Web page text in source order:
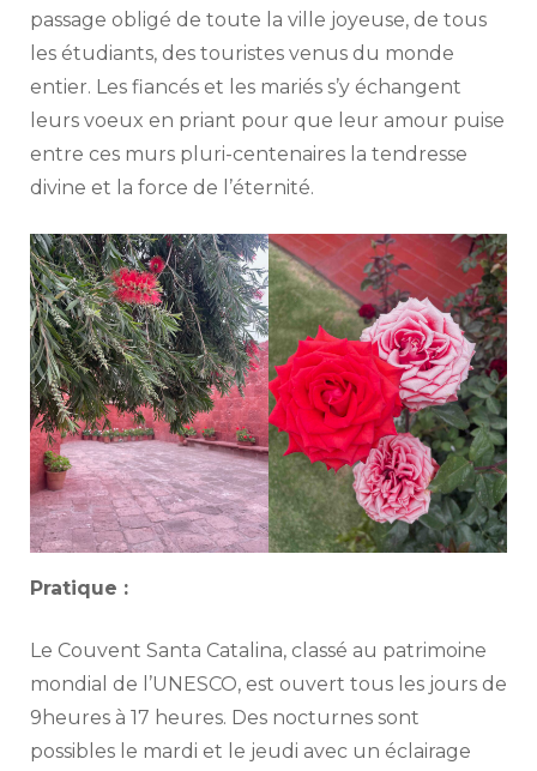
passage obligé de toute la ville joyeuse, de tous
les étudiants, des touristes venus du monde
entier. Les fiancés et les mariés s’y échangent
leurs voeux en priant pour que leur amour puise
entre ces murs pluri-centenaires la tendresse
divine et la force de l’éternité.
Pratique :
Le Couvent Santa Catalina, classé au patrimoine
mondial de l’UNESCO, est ouvert tous les jours de
9heures à 17 heures. Des nocturnes sont
possibles le mardi et le jeudi avec un éclairage